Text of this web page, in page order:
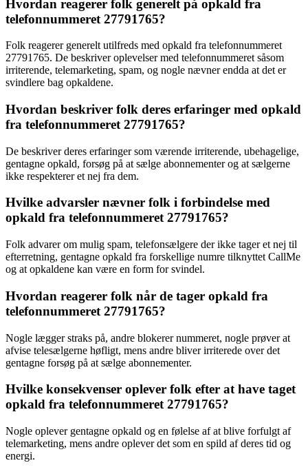
Hvordan reagerer folk generelt på opkald fra
telefonnummeret 27791765?
Folk reagerer generelt utilfreds med opkald fra telefonnummeret
27791765. De beskriver oplevelser med telefonnummeret såsom
irriterende, telemarketing, spam, og nogle nævner endda at det er
svindlere bag opkaldene.
Hvordan beskriver folk deres erfaringer med opkald
fra telefonnummeret 27791765?
De beskriver deres erfaringer som værende irriterende, ubehagelige,
gentagne opkald, forsøg på at sælge abonnementer og at sælgerne
ikke respekterer et nej fra dem.
Hvilke advarsler nævner folk i forbindelse med
opkald fra telefonnummeret 27791765?
Folk advarer om mulig spam, telefonsælgere der ikke tager et nej til
efterretning, gentagne opkald fra forskellige numre tilknyttet CallMe
og at opkaldene kan være en form for svindel.
Hvordan reagerer folk når de tager opkald fra
telefonnummeret 27791765?
Nogle lægger straks på, andre blokerer nummeret, nogle prøver at
afvise telesælgerne høfligt, mens andre bliver irriterede over det
gentagne forsøg på at sælge abonnementer.
Hvilke konsekvenser oplever folk efter at have taget
opkald fra telefonnummeret 27791765?
Nogle oplever gentagne opkald og en følelse af at blive forfulgt af
telemarketing, mens andre oplever det som en spild af deres tid og
energi.